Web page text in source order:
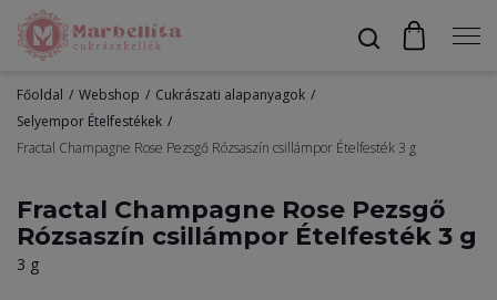
Bevonók
Profil
Főoldal Webshop
Cukrászati alapanyagok
Selyempor Ételfestékek
Fractal Champagne Rose Pezsgő Rózsaszín csillámpor Ételfesték 3 g
Fractal Champagne Rose Pezsgő
Rózsaszín csillámpor Ételfesték 3 g
3 g